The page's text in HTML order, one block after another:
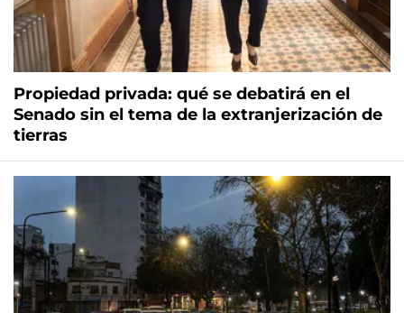
Propiedad privada: qué se debatirá en el
Senado sin el tema de la extranjerización de
tierras